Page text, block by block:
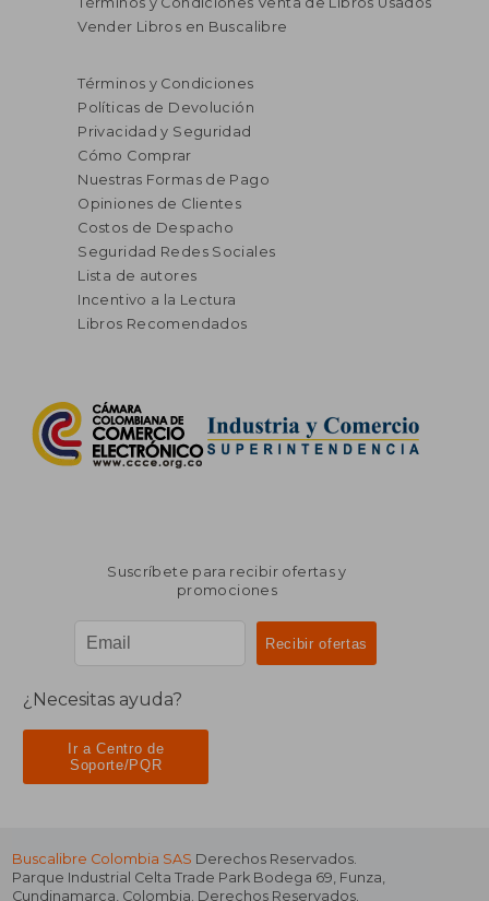
Vender Libros en Buscalibre
Términos y Condiciones
Políticas de Devolución
Privacidad y Seguridad
Cómo Comprar
Nuestras Formas de Pago
Opiniones de Clientes
Costos de Despacho
Seguridad Redes Sociales
Lista de autores
Incentivo a la Lectura
Libros Recomendados
Suscríbete para recibir ofertas y
promociones
¿Necesitas ayuda?
Ir a Centro de
Soporte/PQR
Buscalibre Colombia SAS Derechos Reservados.
Parque Industrial Celta Trade Park Bodega 69 Funza
Cundinamarca Colombia . Derechos Reservados.